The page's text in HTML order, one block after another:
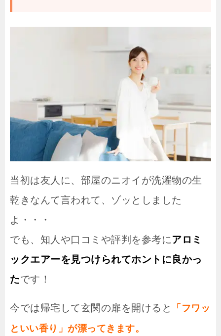
当初は友人に、部屋のニオイが洗濯物の生
乾きなんて言われて、ゾッとしました
よ・・・
でも、知人や口コミや評判を参考に アロミ
ックエアーを見つけられてホントに良かっ
たです！
今では帰宅して玄関の扉を開けると
「フワッ
といい香り」が漂ってきます。